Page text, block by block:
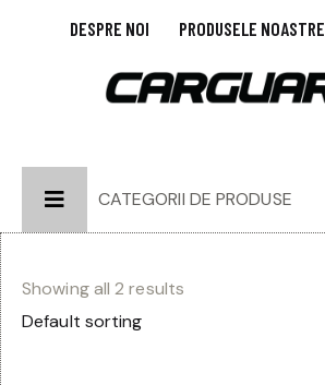
DESPRE NOI PRODUSELE NOASTRE
CATEGORII DE PRODUSE
Showing all 2 results